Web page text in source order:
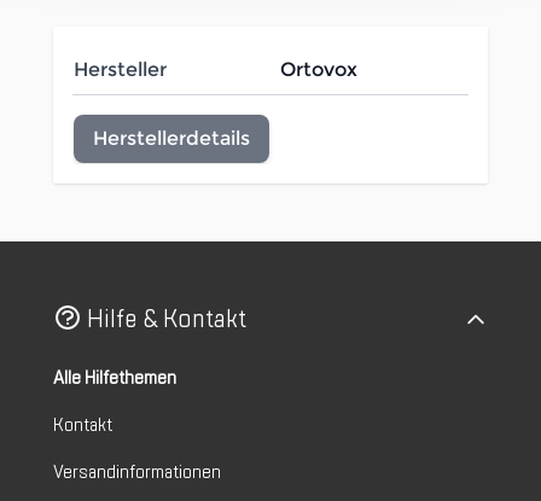
Hersteller Ortovox
Herstellerdetails
Hilfe & Kontakt
Alle Hilfethemen
Kontakt
Versandinformationen